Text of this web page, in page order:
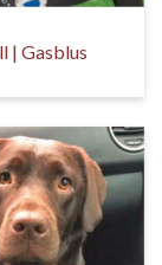
| Gasblus